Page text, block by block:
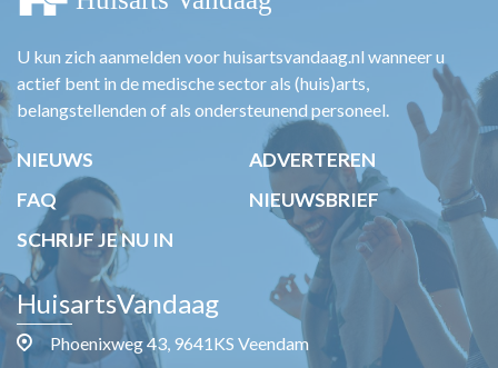
U kun zich aanmelden voor huisartsvandaag.nl wanneer u
actief bent in de medische sector als (huis)arts,
belangstellenden of als ondersteunend personeel.
NIEUWS
ADVERTEREN
FAQ
NIEUWSBRIEF
SCHRIJF JE NU IN
HuisartsVandaag
Phoenixweg 43, 9641KS Veendam